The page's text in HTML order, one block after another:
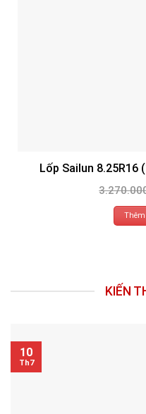
Lốp Sailun 8.25R16
Thêm
KIẾN
10
Th7